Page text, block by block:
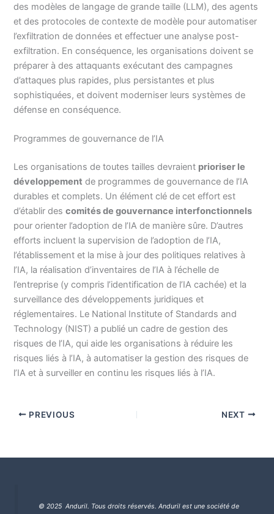
des modèles de langage de grande taille (LLM), des agents
et des protocoles de contexte de modèle pour automatiser
l’exfiltration de données et effectuer une analyse post-
exfiltration. En conséquence, les organisations doivent se
préparer à des attaquants exécutant des campagnes
d’attaques plus rapides, plus persistantes et plus
sophistiquées, et doivent moderniser leurs systèmes de
défense en conséquence.
Programmes de gouvernance de l’IA
Les organisations de toutes tailles devraient prioriser le
développement de programmes de gouvernance de l’IA
durables et complets. Un élément clé de cet effort est
d’établir descomités de gouvernance interfonctionnels
pour orienter l’adoption de l’IA de manière sûre. D’autres
efforts incluent la supervision de l’adoption de l’IA,
l’établissement et la mise à jour des politiques relatives à
l’IA, la réalisation d’inventaires de l’IA à l’échelle de
l’entreprise (y compris l’identification de l’IA cachée) et la
surveillance des développements juridiques et
réglementaires. Le National Institute of Standards and
Technology (NIST) a publié un cadre de gestion des
risques de l’IA, qui aide les organisations à réduire les
risques liés à l’IA, à automatiser la gestion des risques de
l’IA et à surveiller en continu les risques liés à l’IA.
PREVIOUS NEXT
© 2025 Anduril. Tous droits réservés. Anduril est une société de